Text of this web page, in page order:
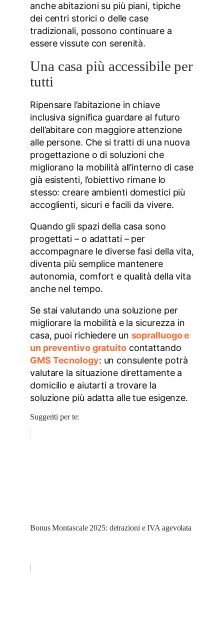
anche abitazioni su più piani, tipiche
dei centri storici o delle case
tradizionali, possono continuare a
essere vissute con serenità.
Una casa più accessibile per
tutti
Ripensare l’abitazione in chiave
inclusiva significa guardare al futuro
dell’abitare con maggiore attenzione
alle persone. Che si tratti di una nuova
progettazione o di soluzioni che
migliorano la mobilità all’interno di case
già esistenti, l’obiettivo rimane lo
stesso: creare ambienti domestici più
accoglienti, sicuri e facili da vivere.
Quando gli spazi della casa sono
progettati – o adattati – per
accompagnare le diverse fasi della vita,
diventa più semplice mantenere
autonomia, comfort e qualità della vita
anche nel tempo.
Se stai valutando una soluzione per
migliorare la mobilità e la sicurezza in
casa, puoi richiedere un sopralluogo e
un preventivo gratuitocontattando
GMS Tecnology: un consulente potrà
valutare la situazione direttamente a
domicilio e aiutarti a trovare la
soluzione più adatta alle tue esigenze.
Suggeriti per te:
Bonus Montascale 2025: detrazioni e IVA agevolata